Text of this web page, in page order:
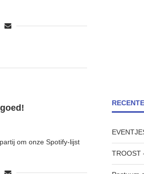
om onze Spotify-lijst
TROOST